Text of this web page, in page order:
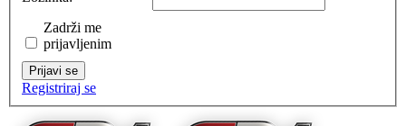
Zadrži me
prijavljenim
Prijavi se
Registriraj se